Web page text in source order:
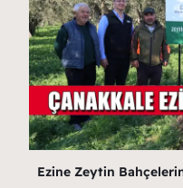
Ezine Zeytin